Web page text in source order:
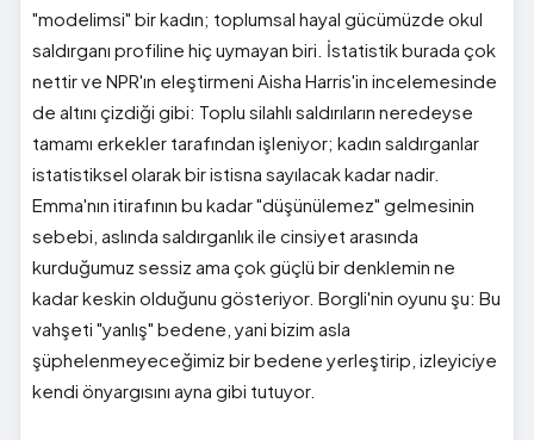
"modelimsi" bir kadın; toplumsal hayal gücümüzde okul
saldırganı profiline hiç uymayan biri. İstatistik burada çok
nettir ve NPR'ın eleştirmeni Aisha Harris'in incelemesinde
de altını çizdiği gibi: Toplu silahlı saldırıların neredeyse
tamamı erkekler tarafından işleniyor; kadın saldırganlar
istatistiksel olarak bir istisna sayılacak kadar nadir.
Emma'nın itirafının bu kadar "düşünülemez" gelmesinin
sebebi, aslında saldırganlık ile cinsiyet arasında
kurduğumuz sessiz ama çok güçlü bir denklemin ne
kadar keskin olduğunu gösteriyor. Borgli'nin oyunu şu: Bu
vahşeti "yanlış" bedene, yani bizim asla
şüphelenmeyeceğimiz bir bedene yerleştirip, izleyiciye
kendi önyargısını ayna gibi tutuyor.